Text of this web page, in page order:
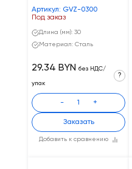
Артикул: GVZ-0300
Под заказ
Длина (мм): 30
Материал: Сталь
Добавить к сравнению
29.34 BYN без НДС/
упак
?
- +
Заказать